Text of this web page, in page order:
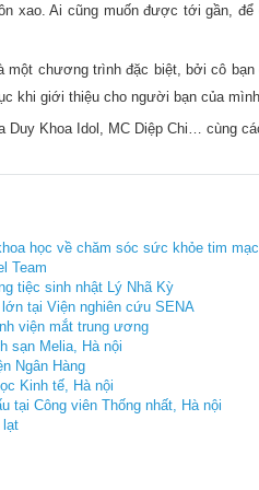
xao. Ai cũng muốn được tới gần,
chương trình đặc biệt, bởi cô bạn
khi giới thiệu cho người bạn của
Khoa Idol, MC Diệp Chi… cùng
học về chăm sóc sức khỏe tim
Team
tiệc sinh nhật Lý Nhã Kỳ
tại Viện nghiên cứu SENA
viện mắt trung ương
sạn Melia, Hà nội
Ngân Hàng
Kinh tế, Hà nội
tại Công viên Thống nhất, Hà nội
lạt